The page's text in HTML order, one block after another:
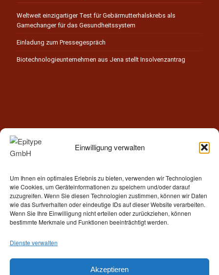
Einwilligung verwalten
Um Ihnen ein optimales Erlebnis zu bieten, verwenden wir Technologien
wie Cookies, um Geräteinformationen zu speichern und/oder darauf
zuzugreifen. Wenn Sie diesen Technologien zustimmen, können wir Daten
wie das Surfverhalten oder eindeutige IDs auf dieser Website verarbeiten.
Wenn Sie Ihre Einwilligung nicht erteilen oder zurückziehen, können
bestimmte Merkmale und Funktionen beeinträchtigt werden.
Dienste verwalten
Akzeptieren
Weltweit einzigartiger Test für Gebärmutterhalskrebs als
Gamechanger für das Gesundheitssystem
Einladung zum Pressegespräch
Biotechnologieunternehmen aus Jena stellt Insolvenzantrag
Kontakt
Epitype GmbH
Löbstedter Str. 41
07749 Jena
Germany